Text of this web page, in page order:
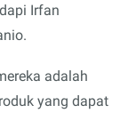
Irfan
adalah
yang dapat